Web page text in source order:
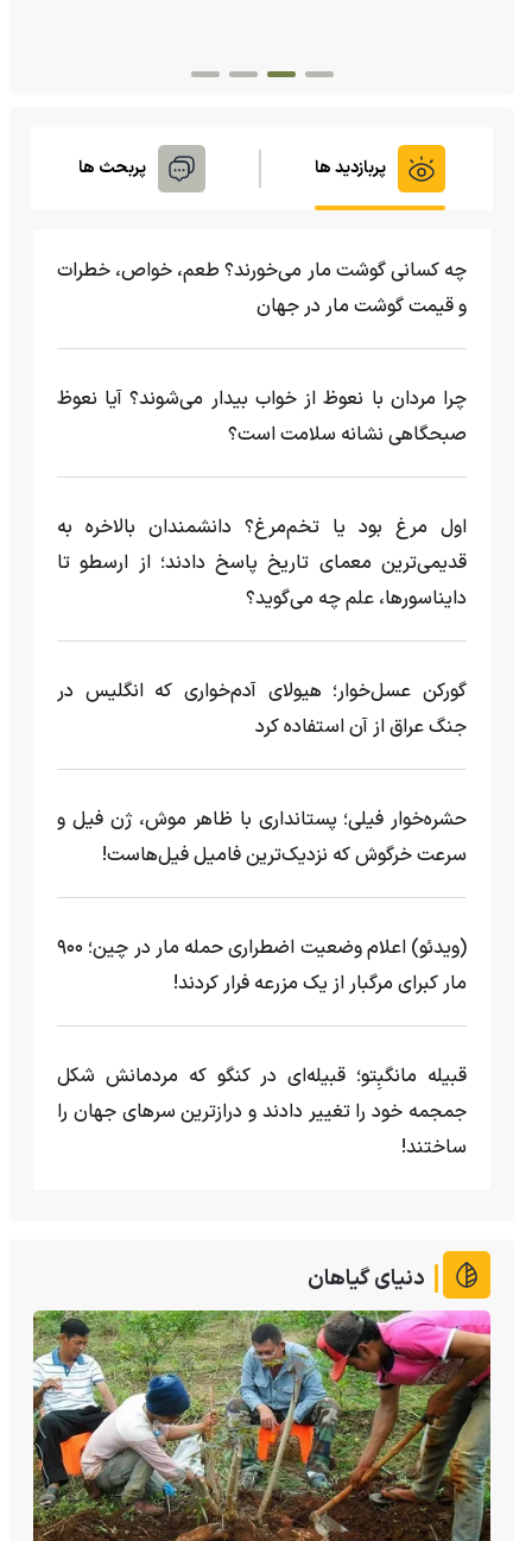
پربازدید ها پربحث ها
چه کسانی گوشت مار می‌خورند؟ طعم، خواص، خطرات
و قیمت گوشت مار در جهان
چرا مردان با نعوظ از خواب بیدار می‌شوند؟ آیا نعوظ
صبحگاهی نشانه سلامت است؟
اول مرغ بود یا تخم‌مرغ؟ دانشمندان بالاخره به
قدیمی‌ترین معمای تاریخ پاسخ دادند؛ از ارسطو تا
دایناسورها، علم چه می‌گوید؟
گورکن عسل‌خوار؛ هیولای آدم‌خواری که انگلیس در
جنگ عراق از آن استفاده کرد
حشره‌خوار فیلی؛ پستانداری با ظاهر موش، ژن فیل و
سرعت خرگوش که نزدیک‌ترین فامیل فیل‌هاست!
(ویدئو) اعلام وضعیت اضطراری حمله مار‌ در چین؛ ۹۰۰
مار کبرای مرگبار از یک مزرعه‌ فرار کردند!
قبیله مانگبِتو؛ قبیله‌ای در کنگو که مردمانش شکل
جمجمه خود را تغییر دادند و درازترین سرهای جهان را
ساختند!
دنیای گیاهان